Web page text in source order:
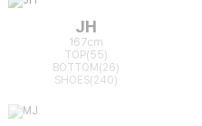
JH
167cm
TOP(55)
BOTTOM(26)
SHOES(240)